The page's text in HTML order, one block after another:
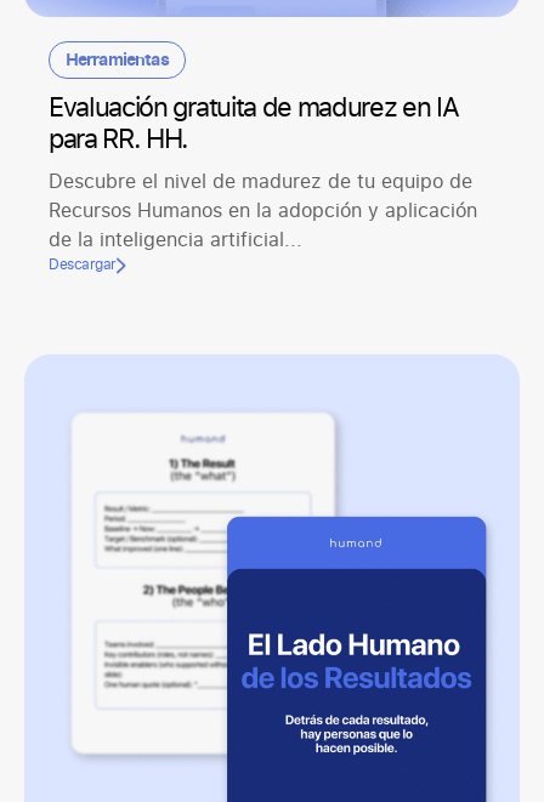
Herramientas
Evaluación gratuita de madurez en IA
para RR. HH.
Descubre el nivel de madurez de tu equipo de
Recursos Humanos en la adopción y aplicación
de la inteligencia artificial...
Descargar